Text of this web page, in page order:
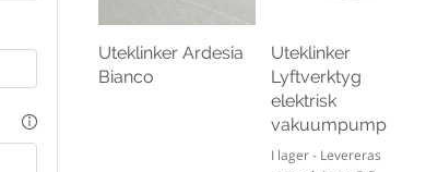
Uteklinker Ardesia
Bianco
Uteklinker
Lyftverktyg
elektrisk
vakuumpump
I lager - Levereras